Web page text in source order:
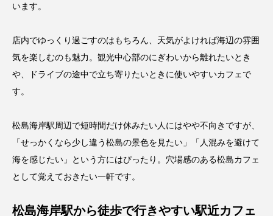
います。
店内でゆっくり過ごすのはもちろん、天気がよければ海辺の雰囲
気を楽しむのも魅力。観光中心部のにぎわいから離れたいとき
や、ドライブの途中で立ち寄りたいときに使いやすいカフェで
す。
松島海岸駅周辺で短時間だけ休みたい人にはやや不向きですが、
「せっかくなら少し違う松島の景色を見たい」「人混みを避けて
海を感じたい」という方にはぴったり。穴場感のある松島カフェ
として覚えておきたい一軒です。
松島海岸駅から徒歩で行きやすい駅近カフェ